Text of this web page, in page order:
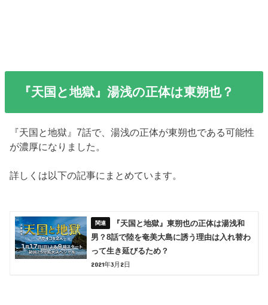
『天国と地獄』湯浅の正体は東朔也？
『天国と地獄』7話で、湯浅の正体が東朔也である可能性
が濃厚になりました。
詳しくは以下の記事にまとめています。
『天国と地獄』東朔也の正体は湯浅和
男？8話で陸を奄美大島に誘う理由は入れ替わ
って生き延びるため？
2021年3月2日